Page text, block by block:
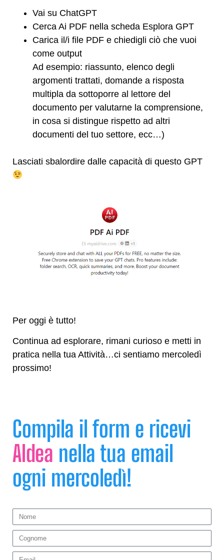
Vai su ChatGPT
Cerca Ai PDF nella scheda Esplora GPT
Carica il/i file PDF e chiedigli ciò che vuoi
come output
Ad esempio: riassunto, elenco degli
argomenti trattati, domande a risposta
multipla da sottoporre al lettore del
documento per valutarne la comprensione,
in cosa si distingue rispetto ad altri
documenti del tuo settore, ecc…)
Lasciati sbalordire dalle capacità di questo GPT
Per oggi è tutto!
Continua ad esplorare, rimani curioso e metti in
pratica nella tua Attività…ci sentiamo mercoledì
prossimo!
Compila il form e ricevi
AIdea nella tua email
ogni mercoledì!